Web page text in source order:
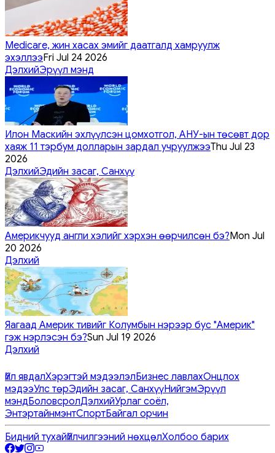
Medicare, жин хасах эмийг даатгалд хамруулж
эхэллээFri Jul 24 2026
ДэлхийЭрүүл мэнд
Илон Маскийн эхлүүлсэн цомхотгол, АНУ-ын төсөвт дор
хаяж 11 тэрбум долларын зардал учруулжээThu Jul 23
2026
ДэлхийЭдийн засаг, Санхүү
Америкчууд англи хэлийг хэрхэн өөрчилсөн бэ?Mon Jul
20 2026
Дэлхий
Яагаад Америк тивийг Колумбын нэрээр бус "Америк"
гэж нэрлэсэн бэ?Sun Jul 19 2026
Дэлхий
Үйл явдалХэрэгтэй мэдээлэлБизнес лавлахОнцлох
мэдээУлс төрЭдийн засаг, СанхүүНийгэмЭрүүл
мэндБоловсролДэлхийУрлаг соёл,
ЭнтэртайнмэнтСпортБайгал орчин
Бидний тухайҮйлчилгээний нөхцөлХолбоо барих